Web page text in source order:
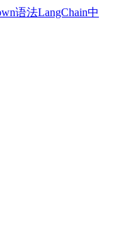
语法LangChain中